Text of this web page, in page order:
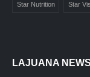
Star Nutrition Star
LAJUANA